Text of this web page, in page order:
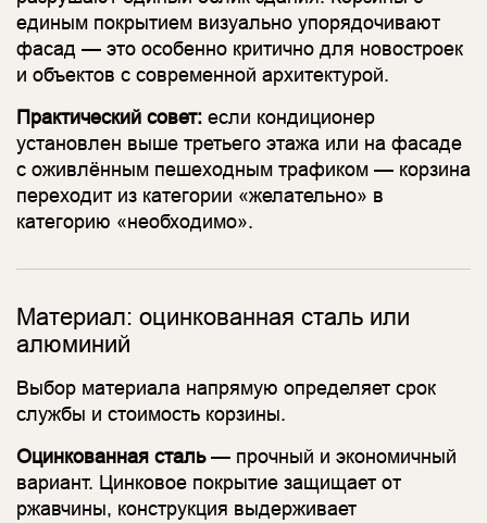
единым покрытием визуально упорядочивают
фасад — это особенно критично для новостроек
и объектов с современной архитектурой.
Практический совет: если кондиционер
установлен выше третьего этажа или на фасаде
с оживлённым пешеходным трафиком — корзина
переходит из категории «желательно» в
категорию «необходимо».
Материал: оцинкованная сталь или
алюминий
Выбор материала напрямую определяет срок
службы и стоимость корзины.
Оцинкованная сталь— прочный и экономичный
вариант. Цинковое покрытие защищает от
ржавчины, конструкция выдерживает